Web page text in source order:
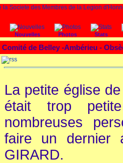
Nouvelles Photos Stats
Comité de Belley -Ambérieu -
La petite église
était trop
nombreuses
faire un dernier
GIRARD.